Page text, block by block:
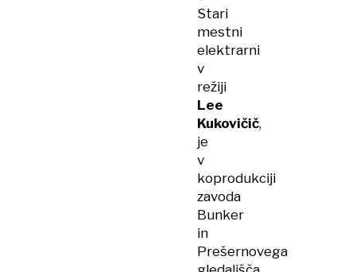
Stari
mestni
elektrarni
v
režiji
Lee
Kukovičič,
je
v
koprodukciji
zavoda
Bunker
in
Prešernovega